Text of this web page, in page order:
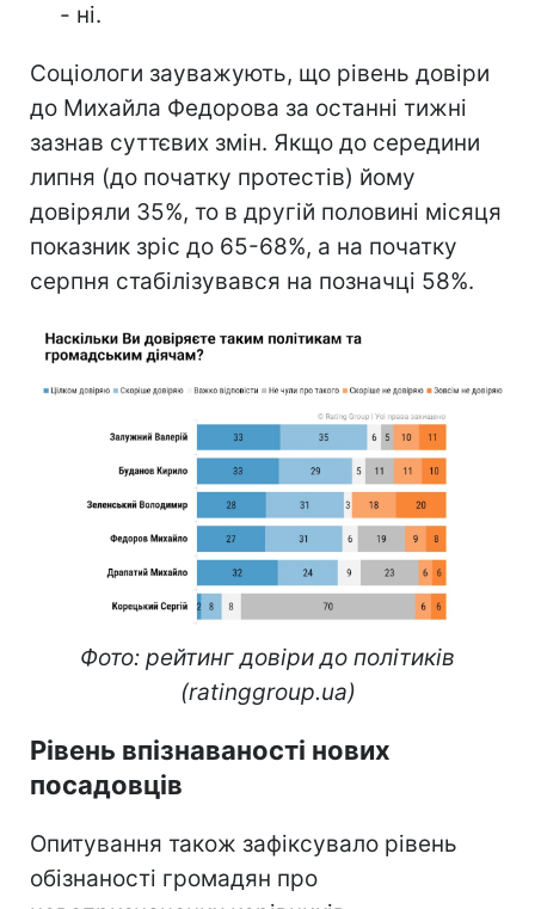
- ні.
Соціологи зауважують, що рівень довіри
до Михайла Федорова за останні тижні
зазнав суттєвих змін. Якщо до середини
липня (до початку протестів) йому
довіряли 35%, то в другій половині місяця
показник зріс до 65-68%, а на початку
серпня стабілізувався на позначці 58%.
Фото: рейтинг довіри до політиків
(ratinggroup.ua)
Рівень впізнаваності нових
посадовців
Опитування також зафіксувало рівень
обізнаності громадян про